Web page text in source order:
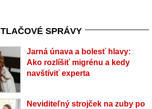
TLAČOVÉ SPRÁVY
Jarná únava a bolesť hlavy:
Ako rozlíšiť migrénu a kedy
navštíviť experta
Neviditeľný strojček na zuby po